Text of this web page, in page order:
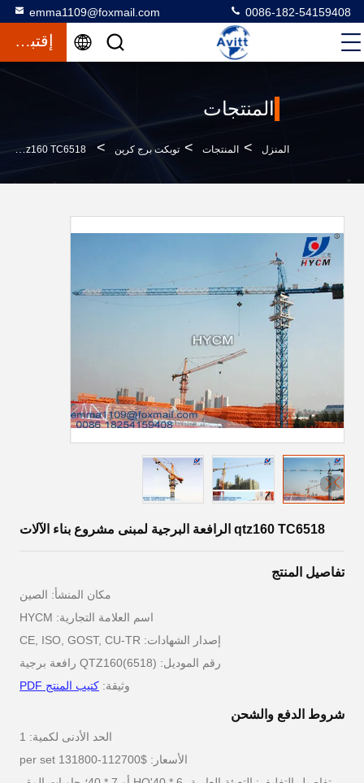
emma1109@foxmail.com 0086-182-54159408
إقتباس
المنتجات
المنزل > المنتجات > توبكت برج كرين > Qtz160 TC6518 الرافعة البرجية لمبنى مشروع بناء الآلات
qtz160 TC6518 الرافعة البرجية لمبنى مشروع بناء الآلات
تفاصيل المنتج
مكان المنشأ: الصين
اسم العلامة التجارية: HYCM
إصدار الشهادات: CE, ISO, GOST, CU-TR
رقم الموديل: QTZ160(6518) رافعة برجية
وثيقة: كتيب المنتج PDF
شروط الدفع والشحن
الحد الأدنى لكمية: 1
الأسعار: $112700-131800 per set